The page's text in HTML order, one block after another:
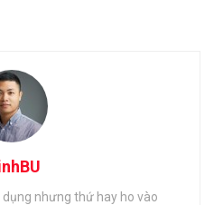
nhưng thứ hay ho vào